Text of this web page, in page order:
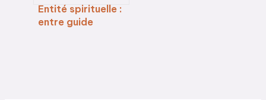
Entité spirituelle :
entre guide